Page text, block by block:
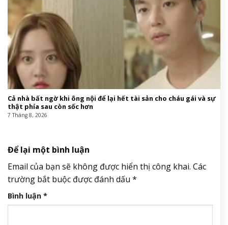
Cả nhà bất ngờ khi ông nội để lại hết tài sản cho cháu gái và sự
thật phía sau còn sốc hơn
7 Tháng 8, 2026
Để lại một bình luận
Email của bạn sẽ không được hiển thị công khai. Các
trường bắt buộc được đánh dấu *
Bình luận *